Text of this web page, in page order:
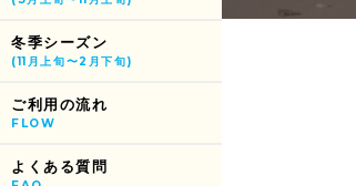
冬季シーズン
(11月上旬〜2月下旬)
ご利用の流れ
FLOW
よくある質問